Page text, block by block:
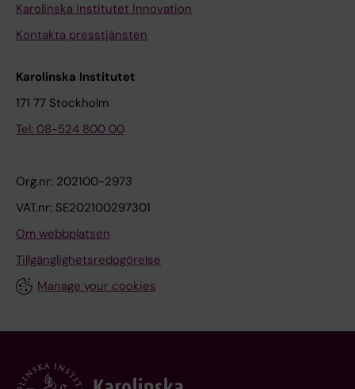
Karolinska Institutet Innovation
Kontakta presstjänsten
Karolinska Institutet
171 77 Stockholm
Tel: 08-524 800 00
Org.nr: 202100-2973
VAT.nr: SE202100297301
Om webbplatsen
Tillgänglighetsredogörelse
Manage your cookies